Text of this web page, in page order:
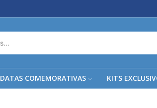
DE
PESQUISA
DATAS COMEMORATIVAS KITS